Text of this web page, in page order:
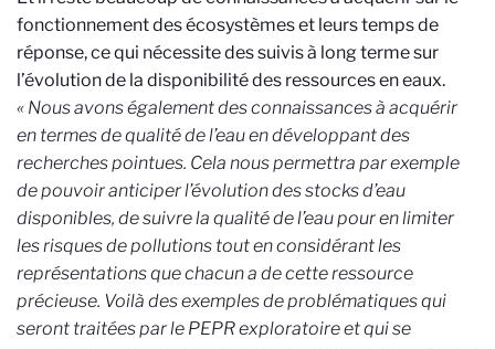
fonctionnement des écosystèmes et leurs temps de
réponse, ce qui nécessite des suivis à long terme sur
l’évolution de la disponibilité des ressources en eaux.
« Nous avons également des connaissances à acquérir
en termes de qualité de l’eau en développant des
recherches pointues. Cela nous permettra par exemple
de pouvoir anticiper l’évolution des stocks d’eau
disponibles, de suivre la qualité de l’eau pour en limiter
les risques de pollutions tout en considérant les
représentations que chacun a de cette ressource
précieuse. Voilà des exemples de problématiques qui
seront traitées par le PEPR exploratoire et qui se